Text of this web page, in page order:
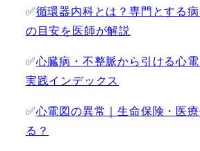
✅循環器内科とは？専門とする
の目安を医師が解説
✅心臓病・不整脈から引ける心電
実践インデックス
✅心電図の異常｜生命保険・医
る？